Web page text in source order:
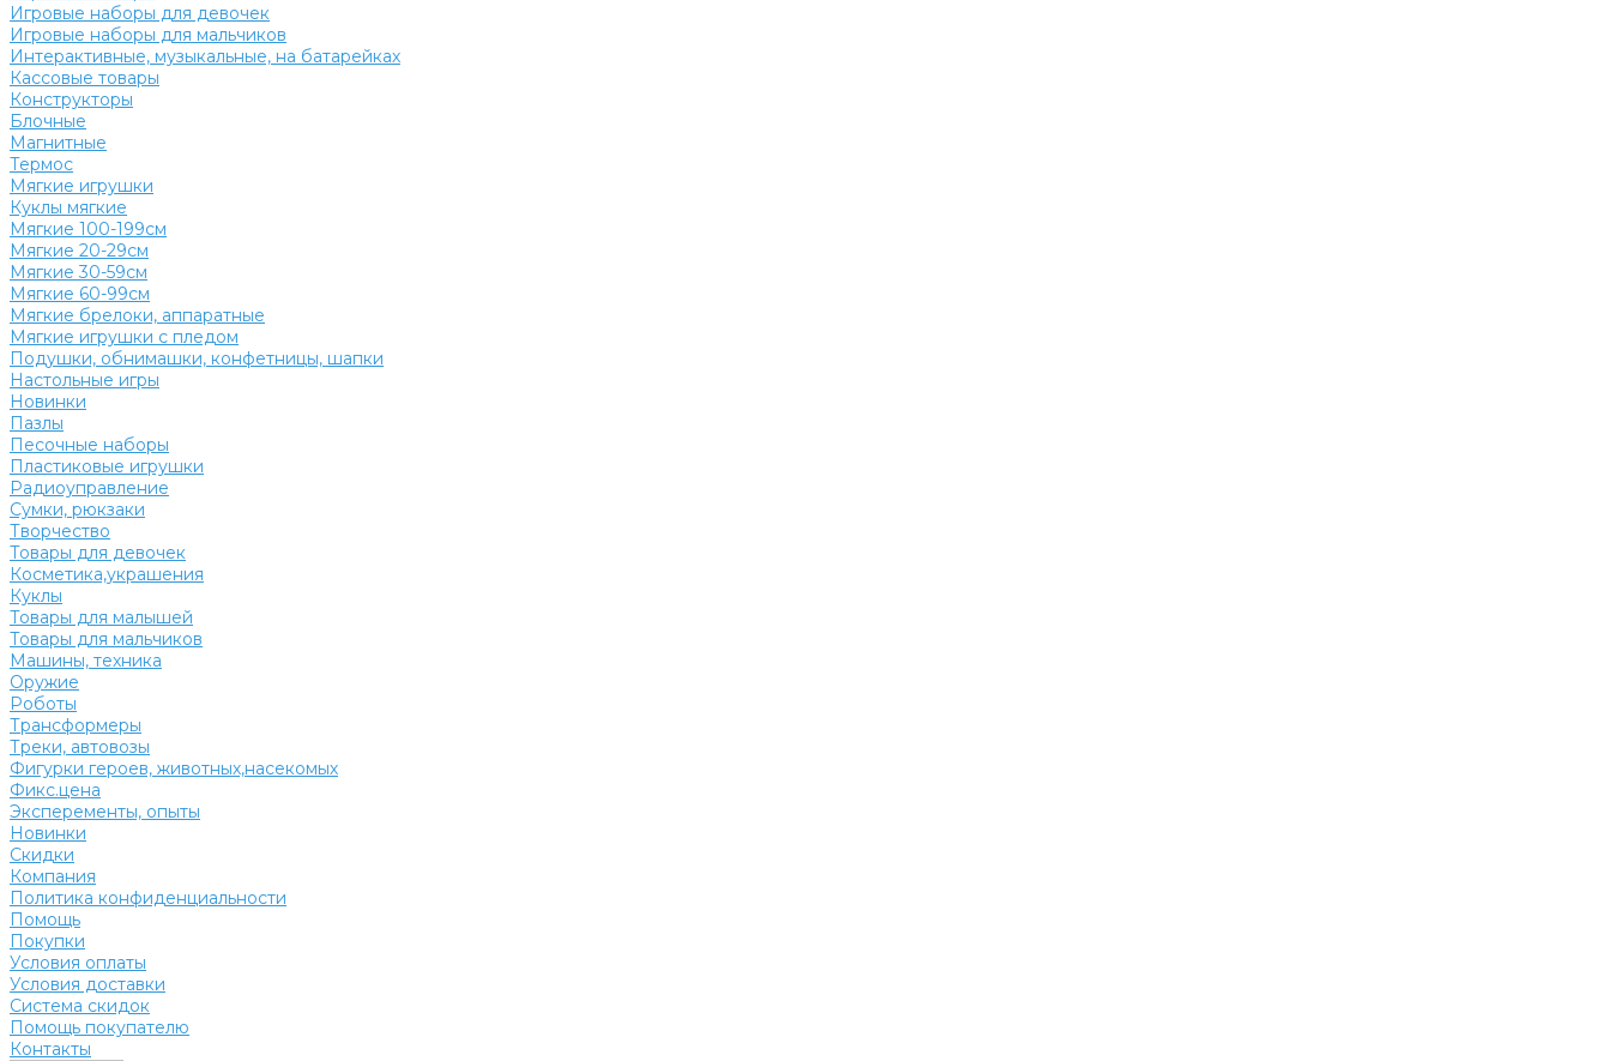
Игровые наборы для девочек
Игровые наборы для мальчиков
Интерактивные, музыкальные, на батарейках
Кассовые товары
Конструкторы
Блочные
Магнитные
Термос
Мягкие игрушки
Куклы мягкие
Мягкие 100-199см
Мягкие 20-29см
Мягкие 30-59см
Мягкие 60-99см
Мягкие брелоки, аппаратные
Мягкие игрушки с пледом
Подушки, обнимашки, конфетницы, шапки
Настольные игры
Новинки
Пазлы
Песочные наборы
Пластиковые игрушки
Радиоуправление
Сумки, рюкзаки
Творчество
Товары для девочек
Косметика,украшения
Куклы
Товары для малышей
Товары для мальчиков
Машины, техника
Оружие
Роботы
Трансформеры
Треки, автовозы
Фигурки героев, животных,насекомых
Фикс.цена
Эксперементы, опыты
Новинки
Скидки
Компания
Политика конфиденциальности
Помощь
Покупки
Условия оплаты
Условия доставки
Система скидок
Помощь покупателю
Контакты